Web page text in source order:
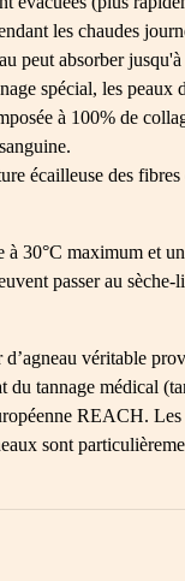
les chaudes
peut absorber
spécial, les
à 100% de
écailleuse des
30°C maximum et
passer au sèche-
véritable
tannage médical
REACH.
sont